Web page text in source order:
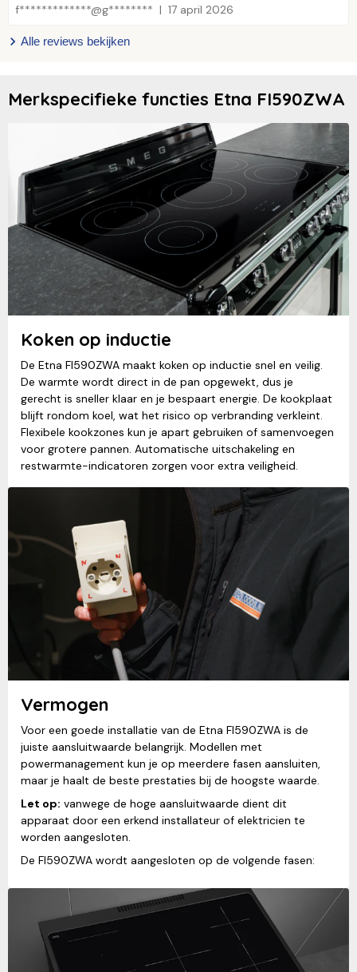
f*************@g******** 17 april 2026
Alle reviews bekijken
Merkspecifieke functies Etna FI590ZWA
Koken op inductie
De Etna FI590ZWA maakt koken op inductie snel en veilig.
De warmte wordt direct in de pan opgewekt, dus je
gerecht is sneller klaar en je bespaart energie. De kookplaat
blijft rondom koel, wat het risico op verbranding verkleint.
Flexibele kookzones kun je apart gebruiken of samenvoegen
voor grotere pannen. Automatische uitschakeling en
restwarmte-indicatoren zorgen voor extra veiligheid.
Vermogen
Voor een goede installatie van de Etna FI590ZWA is de
juiste aansluitwaarde belangrijk. Modellen met
powermanagement kun je op meerdere fasen aansluiten,
maar je haalt de beste prestaties bij de hoogste waarde.
Let op: vanwege de hoge aansluitwaarde dient dit
apparaat door een erkend installateur of elektricien te
worden aangesloten.
De FI590ZWA wordt aangesloten op de volgende fasen: